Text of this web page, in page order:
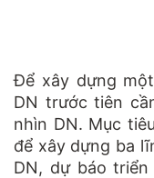
Để xây dựng
DN trước tiên
nhìn DN. Mục
để xây dựng ba
DN, dự báo